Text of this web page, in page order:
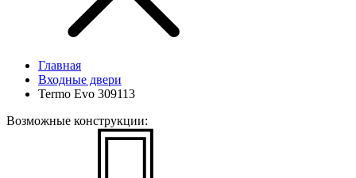
Главная
Входные двери
Termo Evo 309113
Возможные конструкции: